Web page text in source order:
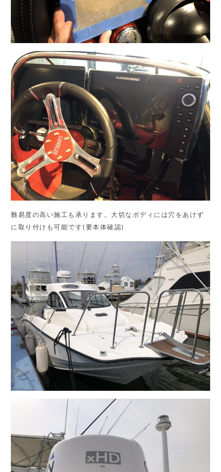
難易度の高い施工も承ります。大切なボディには穴をあけず
に取り付けも可能です(要本体確認)